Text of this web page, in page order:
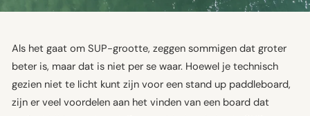
Als het gaat om SUP-grootte, zeggen sommigen dat groter
beter is, maar dat is niet per se waar. Hoewel je technisch
gezien niet te licht kunt zijn voor een stand up paddleboard,
zijn er veel voordelen aan het vinden van een board dat